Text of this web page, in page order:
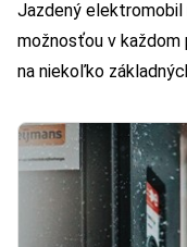
Jazdený elektromobil
možnosťou v každom
na niekoľko